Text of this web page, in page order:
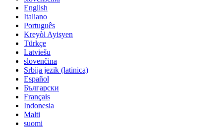
English
Italiano
Português
Kreyòl Ayisyen
Türkçe
Latviešu
slovenčina
Srbija jezik (latinica)
Español
Български
Français
Indonesia
Malti
suomi